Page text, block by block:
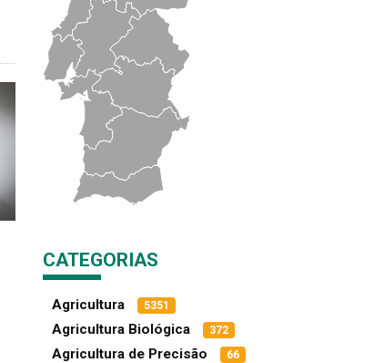
CATEGORIAS
Agricultura 5351
Agricultura Biológica 372
Agricultura de Precisão 66